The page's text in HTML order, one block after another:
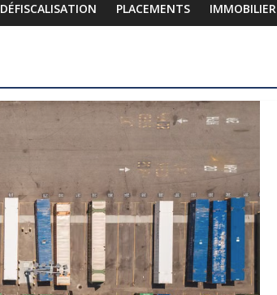
DÉFISCALISATION PLACEMENTS IMMOBILIER